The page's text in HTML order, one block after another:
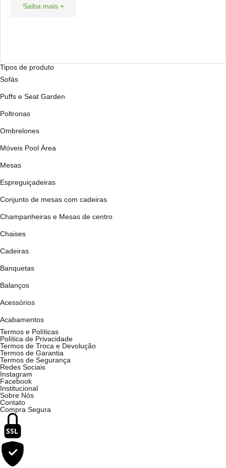
Saiba mais +
Tipos de produto
Sofás
Puffs e Seat Garden
Poltronas
Ombrelones
Móveis Pool Área
Mesas
Espreguiçadeiras
Conjunto de mesas com cadeiras
Champanheiras e Mesas de centro
Chaises
Cadeiras
Banquetas
Balanços
Acessórios
Acabamentos
Termos e Políticas
Política de Privacidade
Termos de Troca e Devolução
Termos de Garantia
Termos de Segurança
Redes Sociais
Instagram
Facebook
Institucional
Sobre Nós
Contato
Compra Segura
SSL